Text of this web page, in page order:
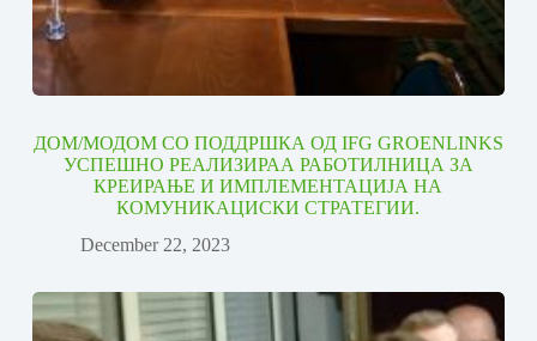
ДОМ/МОДОМ СО ПОДДРШКА ОД IFG GROENLINKS
УСПЕШНО РЕАЛИЗИРАА РАБОТИЛНИЦА ЗА
КРЕИРАЊЕ И ИМПЛЕМЕНТАЦИЈА НА
КОМУНИКАЦИСКИ СТРАТЕГИИ.
December 22, 2023